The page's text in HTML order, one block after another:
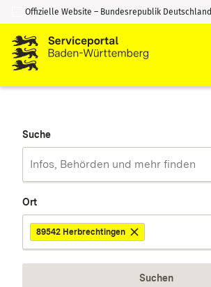
Zum Inhalt springen
Zur Suche springen
Offizielle Website – Bundesrepublik Deutschland
Suche
Ort
89542 Herbrechtingen
Suchen